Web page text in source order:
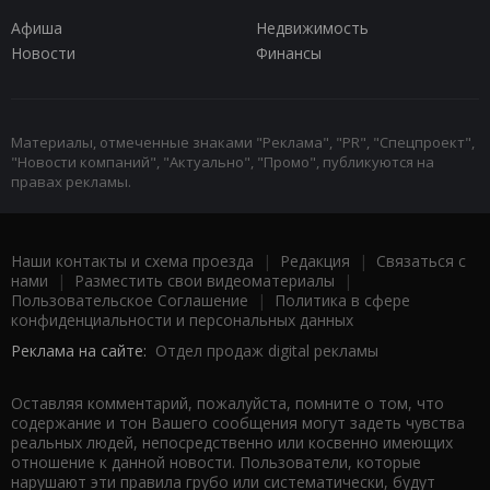
Афиша
Недвижимость
Новости
Финансы
Материалы, отмеченные знаками "Реклама", "PR", "Спецпроект",
"Новости компаний", "Актуально", "Промо", публикуются на
правах рекламы.
Наши контакты и схема проезда | Редакция | Связаться с
нами | Разместить свои видеоматериалы |
Пользовательское Соглашение |
Политика в сфере
конфиденциальности и персональных данных
Реклама на сайте: Отдел продаж digital рекламы
Оставляя комментарий, пожалуйста, помните о том, что
содержание и тон Вашего сообщения могут задеть чувства
реальных людей, непосредственно или косвенно имеющих
отношение к данной новости. Пользователи, которые
нарушают эти правила грубо или систематически, будут